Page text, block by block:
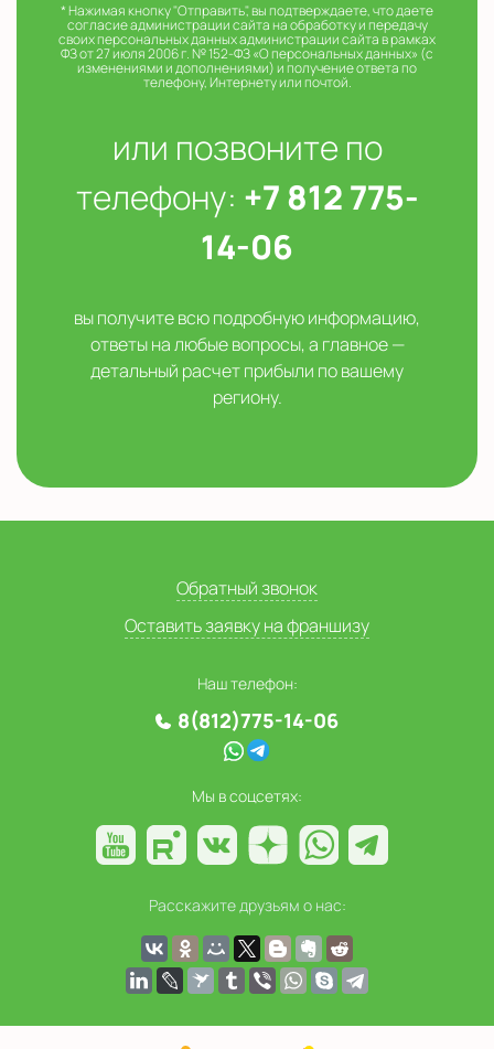
* Нажимая кнопку "Отправить", вы подтверждаете, что даете
согласие администрации сайта на обработку и передачу
своих персональных данных администрации сайта в рамках
ФЗ от 27 июля 2006 г. № 152-ФЗ «О персональных данных» (с
изменениями и дополнениями) и получение ответа по
телефону, Интернету или почтой.
или позвоните по
телефону: +7 812 775-
14-06
вы получите всю подробную информацию,
ответы на любые вопросы, а главное —
детальный расчет прибыли по вашему
региону.
Обратный звонок
Оставить заявку на франшизу
Наш телефон:
8(812)775-14-06
Мы в соцсетях:
Расскажите друзьям о нас: